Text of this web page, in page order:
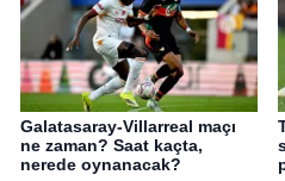
Galatasaray-Villarreal maçı
ne zaman? Saat kaçta,
nerede oynanacak?